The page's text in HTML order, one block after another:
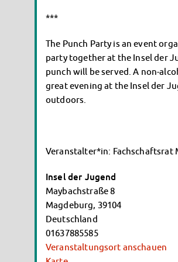
***
The Punch Party is an event
party together at the Insel der
punch will be served. A non-
great evening at the Insel der
outdoors.
Veranstalter*in: Fachschaftsrat
Insel der Jugend
Maybachstraße 8
Magdeburg, 39104
Deutschland
01637885585
Veranstaltungsort anschauen